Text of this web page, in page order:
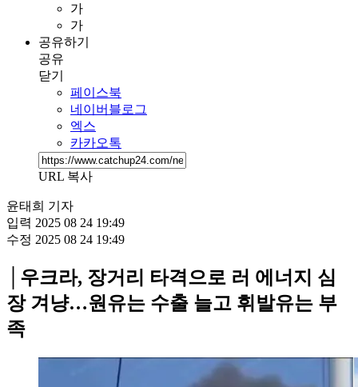
가
가
공유하기
공유
닫기
페이스북
네이버블로그
엑스
카카오톡
URL 복사
윤태희 기자
입력 2025 08 24 19:49
수정 2025 08 24 19:49
│우크라, 장거리 타격으로 러 에너지 심
장 겨냥…원유는 수출 늘고 휘발유는 부
족